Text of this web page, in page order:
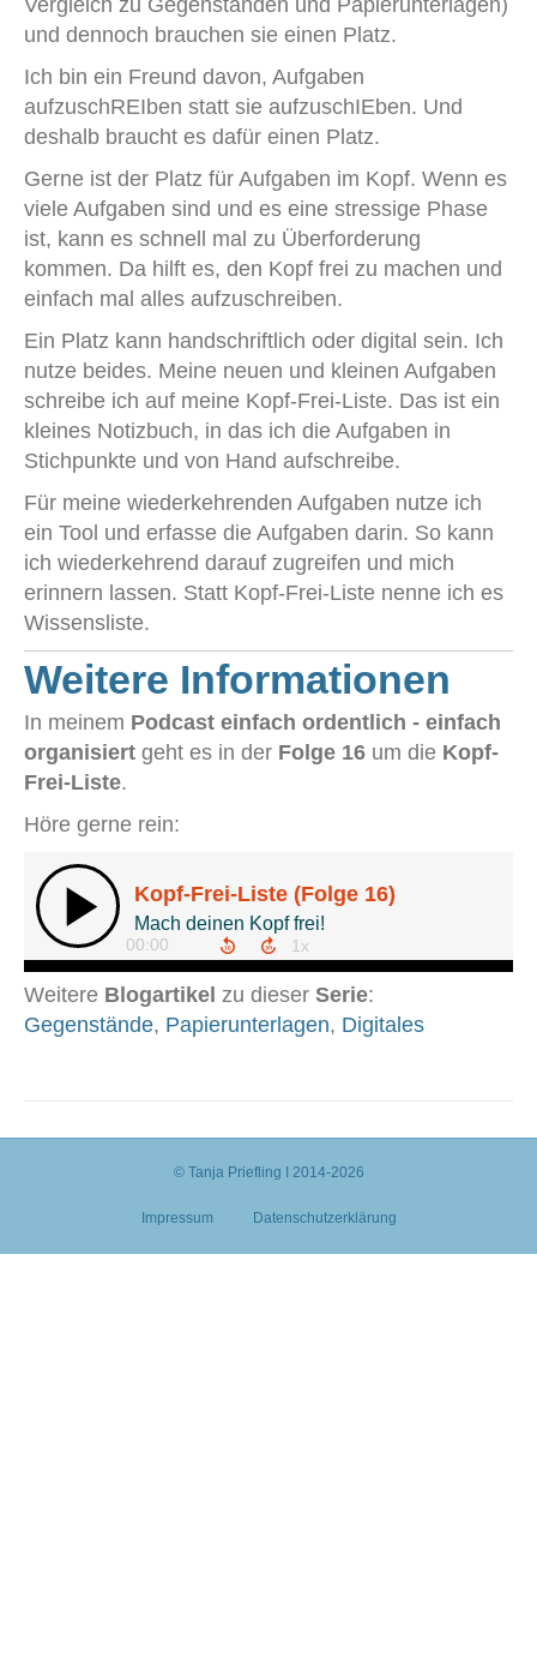
Vergleich zu Gegenständen und Papierunterlagen)
und dennoch brauchen sie einen Platz.
Ich bin ein Freund davon, Aufgaben
aufzuschREIben statt sie aufzuschIEben. Und
deshalb braucht es dafür einen Platz.
Gerne ist der Platz für Aufgaben im Kopf. Wenn es
viele Aufgaben sind und es eine stressige Phase
ist, kann es schnell mal zu Überforderung
kommen. Da hilft es, den Kopf frei zu machen und
einfach mal alles aufzuschreiben.
Ein Platz kann handschriftlich oder digital sein. Ich
nutze beides. Meine neuen und kleinen Aufgaben
schreibe ich auf meine Kopf-Frei-Liste. Das ist ein
kleines Notizbuch, in das ich die Aufgaben in
Stichpunkte und von Hand aufschreibe.
Für meine wiederkehrenden Aufgaben nutze ich
ein Tool und erfasse die Aufgaben darin. So kann
ich wiederkehrend darauf zugreifen und mich
erinnern lassen. Statt Kopf-Frei-Liste nenne ich es
Wissensliste.
Weitere Informationen
In meinem Podcast einfach ordentlich - einfach
organisiert geht es in der Folge 16 um die Kopf-
Frei-Liste.
Höre gerne rein:
Weitere Blogartikel zu dieser Serie:
Gegenstände, Papierunterlagen, Digitales
© Tanja Priefling I 2014-2026
Impressum Datenschutzerklärung